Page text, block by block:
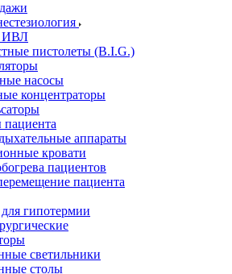
ИВЛ
пистолеты (B.I.G.)
насосы
концентраторы
аппараты
кровати
пациентов
пациента
гипотермии
светильники
столы